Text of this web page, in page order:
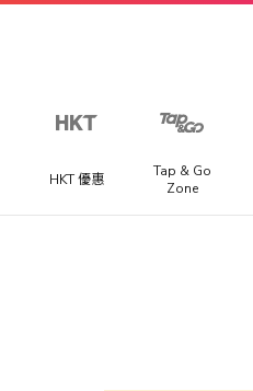
HKT 優惠
Tap & Go
Zone